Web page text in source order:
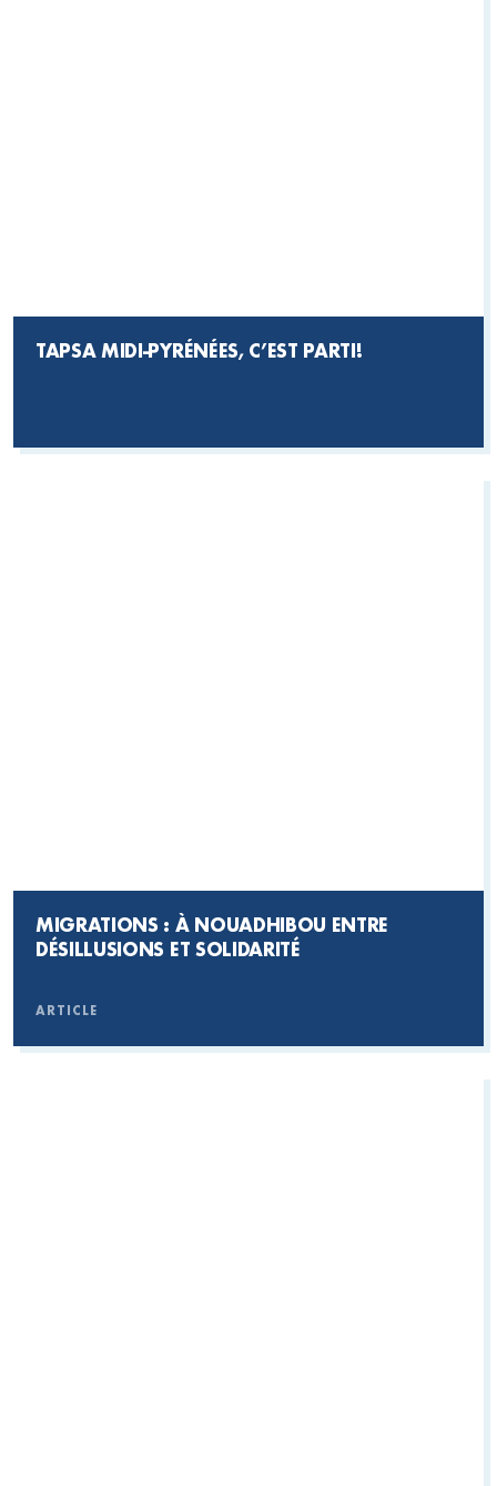
TAPSA MIDI-PYRÉNÉES, C’EST PARTI!
MIGRATIONS : À NOUADHIBOU ENTRE
DÉSILLUSIONS ET SOLIDARITÉ
ARTICLE